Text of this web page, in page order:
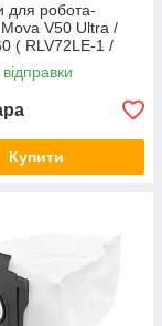
для робота-
V50 Ultra /
( RLV72LE-1 /
bl / RLV83LE ) 2
Купити